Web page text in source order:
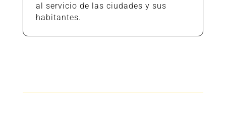
al servicio de las ciudades y sus
habitantes.